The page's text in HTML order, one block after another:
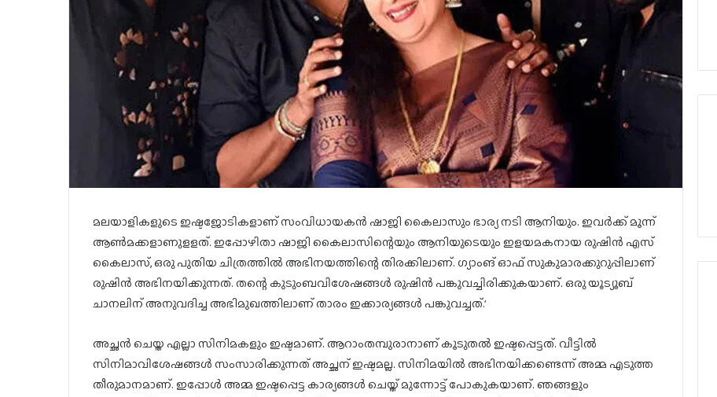
മലയാളികളുടെ ഇഷ്ടജോടികളാണ് സംവിധായകൻ ഷാജി കൈലാസും ഭാര്യ നടി ആനിയും. ഇവർക്ക് മൂന്ന്
ആൺമക്കളാണുളളത്. ഇപ്പോഴിതാ ഷാജി കൈലാസിന്റെയും ആനിയുടെയും ഇളയമകനായ രുഷിൻ എസ്
കൈലാസ്, ഒരു പുതിയ ചിത്രത്തിൽ അഭിനയത്തിന്റെ തിരക്കിലാണ്. ഗ്യാംങ് ഓഫ് സുകുമാരക്കുറുപ്പിലാണ്
രുഷിൻ അഭിനയിക്കുന്നത്. തന്റെ കുടുംബവിശേഷങ്ങൾ രുഷിൻ പങ്കുവച്ചിരിക്കുകയാണ്. ഒരു യൂട്യൂബ്
ചാനലിന് അനുവദിച്ച അഭിമുഖത്തിലാണ് താരം ഇക്കാര്യങ്ങൾ പങ്കുവച്ചത്.’
അച്ഛൻ ചെയ്ത എല്ലാ സിനിമകളും ഇഷ്ടമാണ്. ആറാംതമ്പുരാനാണ് കൂടുതൽ ഇഷ്ടപ്പെട്ടത്. വീട്ടിൽ
സിനിമാവിശേഷങ്ങൾ സംസാരിക്കുന്നത് അച്ഛന് ഇഷ്ടമല്ല. സിനിമയിൽ അഭിനയിക്കണ്ടെന്ന് അമ്മ എടുത്ത
തീരുമാനമാണ്. ഇപ്പോൾ അമ്മ ഇഷ്ടപ്പെട്ട കാര്യങ്ങൾ ചെയ്ത് മുന്നോട്ട് പോകുകയാണ്. ഞങ്ങളും